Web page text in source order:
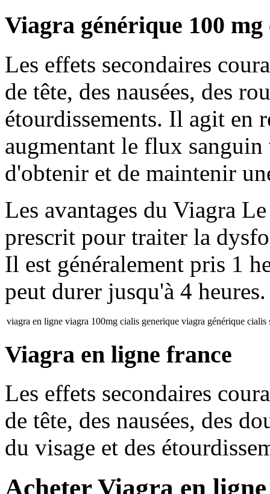
Viagra générique 100 mg
Les effets secondaires
de tête, des nausées, des
étourdissements. Il agit en
augmentant le flux
d'obtenir et de maintenir
Les avantages du Viagra
prescrit pour traiter la
Il est généralement pris 1
peut durer jusqu'à 4 heures.
viagra en ligne viagra 100mg cialis generique viagra générique cialis
Viagra en ligne france
Les effets secondaires
de tête, des nausées, des
du visage et des
Acheter Viagra en